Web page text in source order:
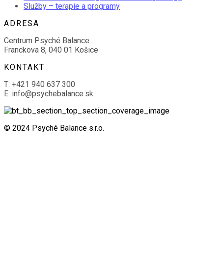
Služby – terapie a programy
ADRESA
Centrum Psyché Balance
Franckova 8, 040 01 Košice
KONTAKT
T: +421 940 637 300
E: info@psychebalance.sk
© 2024 Psyché Balance s.r.o.